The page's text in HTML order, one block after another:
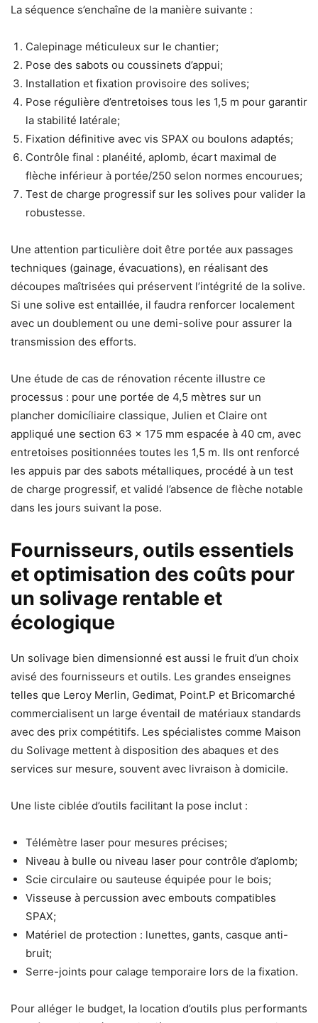
La séquence s’enchaîne de la manière suivante :
Calepinage méticuleux sur le chantier;
Pose des sabots ou coussinets d’appui;
Installation et fixation provisoire des solives;
Pose régulière d’entretoises tous les 1,5 m pour garantir
la stabilité latérale;
Fixation définitive avec vis SPAX ou boulons adaptés;
Contrôle final : planéité, aplomb, écart maximal de
flèche inférieur à portée/250 selon normes encourues;
Test de charge progressif sur les solives pour valider la
robustesse.
Une attention particulière doit être portée aux passages
techniques (gainage, évacuations), en réalisant des
découpes maîtrisées qui préservent l’intégrité de la solive.
Si une solive est entaillée, il faudra renforcer localement
avec un doublement ou une demi-solive pour assurer la
transmission des efforts.
Une étude de cas de rénovation récente illustre ce
processus : pour une portée de 4,5 mètres sur un
plancher domicíliaire classique, Julien et Claire ont
appliqué une section 63 x 175 mm espacée à 40 cm, avec
entretoises positionnées toutes les 1,5 m. Ils ont renforcé
les appuis par des sabots métalliques, procédé à un test
de charge progressif, et validé l’absence de flèche notable
dans les jours suivant la pose.
Fournisseurs, outils essentiels
et optimisation des coûts pour
un solivage rentable et
écologique
Un solivage bien dimensionné est aussi le fruit d’un choix
avisé des fournisseurs et outils. Les grandes enseignes
telles que Leroy Merlin, Gedimat, Point.P et Bricomarché
commercialisent un large éventail de matériaux standards
avec des prix compétitifs. Les spécialistes comme Maison
du Solivage mettent à disposition des abaques et des
services sur mesure, souvent avec livraison à domicile.
Une liste ciblée d’outils facilitant la pose inclut :
Télémètre laser pour mesures précises;
Niveau à bulle ou niveau laser pour contrôle d’aplomb;
Scie circulaire ou sauteuse équipée pour le bois;
Visseuse à percussion avec embouts compatibles
SPAX;
Matériel de protection : lunettes, gants, casque anti-
bruit;
Serre-joints pour calage temporaire lors de la fixation.
Pour alléger le budget, la location d’outils plus performants